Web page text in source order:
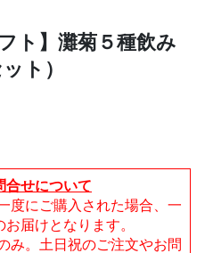
ト】灘菊５種飲み
ト）
合せについて
度にご購入された場合、一
届けとなります。
み。土日祝のご注文やお問